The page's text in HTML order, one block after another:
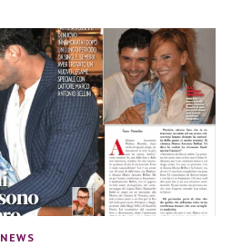
NEWS